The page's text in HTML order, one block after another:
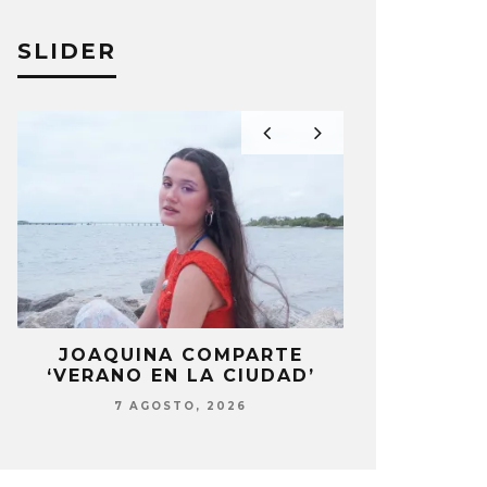
SLIDER
JOAQUINA COMPARTE
‘VERANO EN LA CIUDAD’
7 AGOSTO, 2026